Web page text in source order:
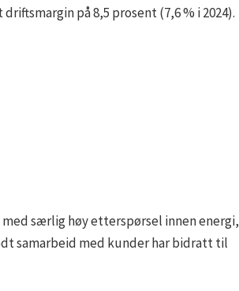
på 8,5 prosent (7,6 % i 2024).
særlig høy etterspørsel innen energi,
samarbeid med kunder har bidratt til